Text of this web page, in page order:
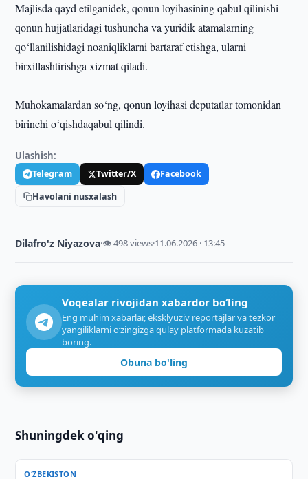
Majlisda qayd etilganidek, qonun loyihasining qabul qilinishi
qonun hujjatlaridagi tushuncha va yuridik atamalarning
qo‘llanilishidagi noaniqliklarni bartaraf etishga, ularni
birxillashtirishga xizmat qiladi.
Muhokamalardan so‘ng, qonun loyihasi deputatlar tomonidan
birinchi o‘qishdaqabul qilindi.
Ulashish:
Telegram Twitter/X
Facebook
Havolani nusxalash
Dilafro'z Niyazova·👁 498 views·11.06.2026 · 13:45
Voqealar rivojidan xabardor bo‘ling
Eng muhim xabarlar, eksklyuziv reportajlar va tezkor
yangiliklarni o‘zingizga qulay platformada kuzatib
boring.
Obuna bo'ling
Shuningdek o'qing
O‘ZBEKISTON